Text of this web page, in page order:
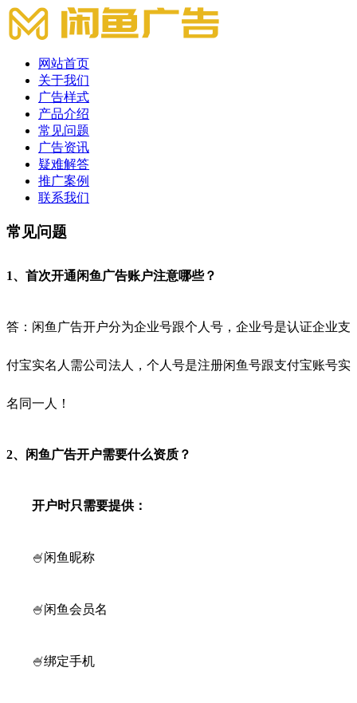
网站首页
关于我们
广告样式
产品介绍
常见问题
广告资讯
疑难解答
推广案例
联系我们
常见问题
常见问题
1、首次开通闲鱼广告账户注意哪些？
答：闲鱼广告开户分为企业号跟个人号，企业号是认证企业支
付宝实名人需公司法人，个人号是注册闲鱼号跟支付宝账号实
名同一人！
2、闲鱼广告开户需要什么资质？
开户时只需要提供：
🍧闲鱼昵称
🍧闲鱼会员名
🍧绑定手机